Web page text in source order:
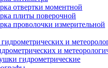
отвертки моментной
плиты поверочной
проволочки измерительной
и
гидрометрические